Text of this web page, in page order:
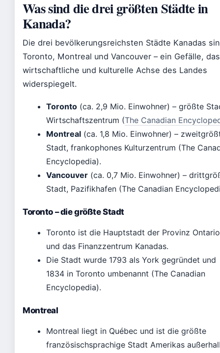
Was sind die drei größten Städte in
Kanada?
Die drei bevölkerungsreichsten Städte Kanadas
Toronto, Montreal und Vancouver – ein Gefälle,
wirtschaftliche und kulturelle Achse des Landes
widerspiegelt.
Toronto (ca. 2,9 Mio. Einwohner) – größte
Wirtschaftszentrum (The Canadian
Montreal (ca. 1,8 Mio. Einwohner) –
Stadt, frankophones Kulturzentrum (The
Encyclopedia).
Vancouver (ca. 0,7 Mio. Einwohner) –
Stadt, Pazifikhafen (The Canadian
Toronto – die größte Stadt
Toronto ist die Hauptstadt der Provinz Ontario
und das Finanzzentrum Kanadas.
Die Stadt wurde 1793 als York gegründet und
1834 in Toronto umbenannt (The Canadian
Encyclopedia).
Montreal
Montreal liegt in Québec und ist die größte
französischsprachige Stadt Amerikas